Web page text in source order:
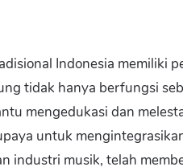
Indonesia memiliki
tidak hanya berfungsi
mengedukasi dan
untuk
industri musik, telah